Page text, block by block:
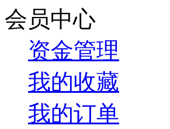
会员中心
资金管理
我的收藏
我的订单